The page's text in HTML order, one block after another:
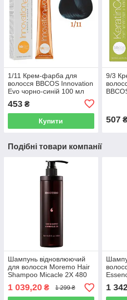
1/11 Крем-фарба для
волосся BBCOS Innovation
Evo чорно-синій 100 мл
453 ₴
Купити
9/3
507
Подібні товари компанії
Шампунь відновлюючий
для волосся Moremo Hair
Shampoo Micacle 2X 480
мл
1 039,20 ₴ 1 299 ₴ 1